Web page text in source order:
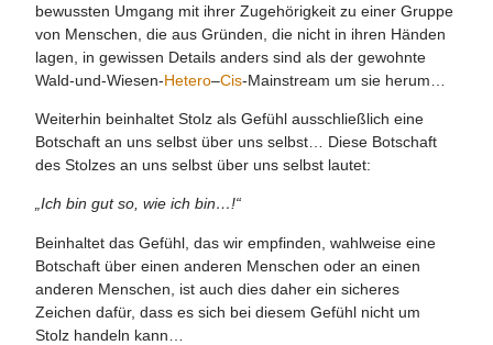
bewussten Umgang mit ihrer Zugehörigkeit zu einer Gruppe
von Menschen, die aus Gründen, die nicht in ihren Händen
lagen, in gewissen Details anders sind als der gewohnte
Wald-und-Wiesen-Hetero–Cis-Mainstream um sie herum…
Weiterhin beinhaltet Stolz als Gefühl ausschließlich eine
Botschaft an uns selbst über uns selbst… Diese Botschaft
des Stolzes an uns selbst über uns selbst lautet:
„Ich bin gut so, wie ich bin…!“
Beinhaltet das Gefühl, das wir empfinden, wahlweise eine
Botschaft über einen anderen Menschen oder an einen
anderen Menschen, ist auch dies daher ein sicheres
Zeichen dafür, dass es sich bei diesem Gefühl nicht um
Stolz handeln kann…